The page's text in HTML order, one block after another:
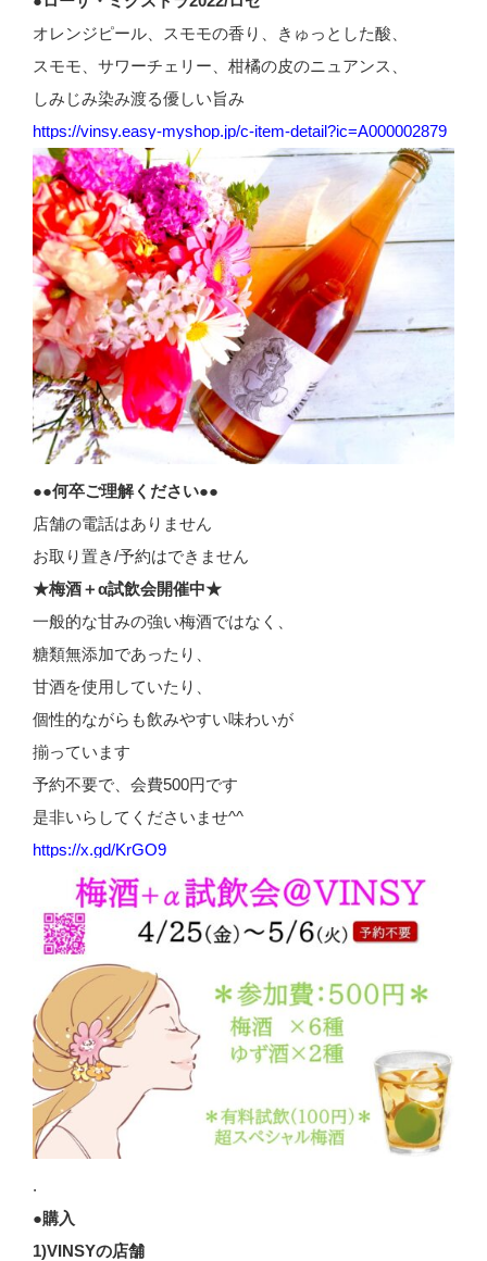
オレンジピール、スモモの香り、きゅっとした酸、
スモモ、サワーチェリー、柑橘の皮のニュアンス、
しみじみ染み渡る優しい旨み
https://vinsy.easy-myshop.jp/c-item-detail?ic=A000002879
●●何卒ご理解ください●●
店舗の電話はありません
お取り置き/予約はできません
★梅酒＋α試飲会開催中★
一般的な甘みの強い梅酒ではなく、
糖類無添加であったり、
甘酒を使用していたり、
個性的ながらも飲みやすい味わいが
揃っています
予約不要で、会費500円です
是非いらしてくださいませ^^
https://x.gd/KrGO9
.
●購入
1)VINSYの店舗